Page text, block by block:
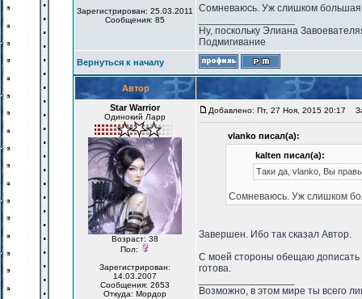
Зарегистрирован: 25.03.2011
Сообщения: 85
Сомневаюсь. Уж слишком большая
Ну, поскольку Элиана
Подмигивание
Вернуться к началу
Автор
Star Warrior
Одинокий Ларр
Возраст: 38
Пол:
Зарегистрирован:
14.03.2007
Сообщения: 2653
Откуда: Мордор
Добавлено: Пт, 27 Ноя, 2015 20:17
vlanko писал(а):
kalten писал(а):
Таки да, vlanko, Вы
Сомневаюсь. Уж слишком
Завершен. Ибо так сказал Автор.
С моей стороны обещаю дописать
готова.
Возможно, в этом мире ты всего